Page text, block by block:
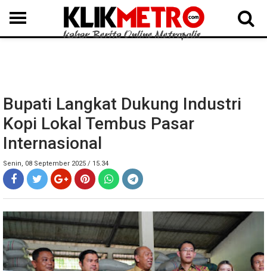
MEDAN LANGKAT DAIRI SAMOSIR TAPUT BATUBARA DELISERDANG
Bupati Langkat Dukung Industri
Kopi Lokal Tembus Pasar
Internasional
Senin, 08 September 2025 / 15.34